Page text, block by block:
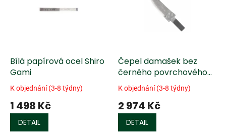
d
u
Bílá papírová ocel Shiro
Gami
K objednání (3-8 týdny)
1 498 Kč
DETAIL
Čepel damašek bez
černého povrchového
kování
K objednání (3-8 týdny)
2 974 Kč
DETAIL